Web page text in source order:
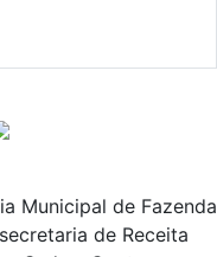
Municipal de Fazenda
de Receita